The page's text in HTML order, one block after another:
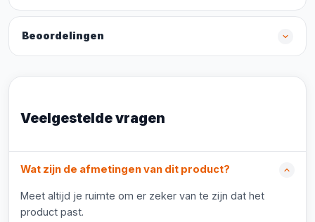
Beoordelingen
Veelgestelde vragen
Wat zijn de afmetingen van dit product?
Meet altijd je ruimte om er zeker van te zijn dat het
product past.